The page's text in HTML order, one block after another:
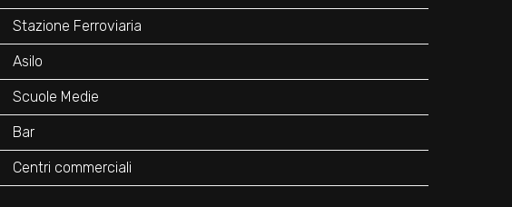
Stazione Ferroviaria
Asilo
Scuole Medie
Bar
Centri commerciali